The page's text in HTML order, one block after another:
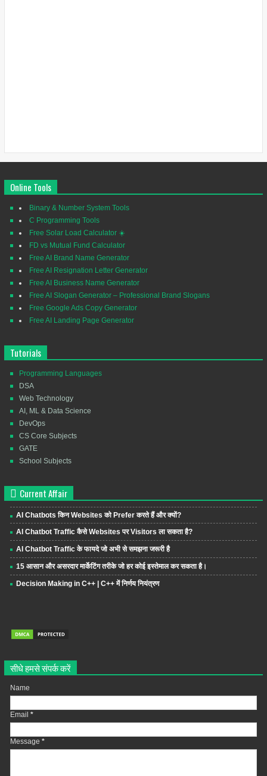
Online Tools
Binary & Number System Tools
C Programming Tools
Free Solar Load Calculator ☀️
FD vs Mutual Fund Calculator
Free AI Brand Name Generator
Free AI Resignation Letter Generator
Free AI Business Name Generator
Free AI Slogan Generator – Professional Brand Slogans
Free Google Ads Copy Generator
Free AI Landing Page Generator
Tutorials
Programming Languages
DSA
Web Technology
AI, ML & Data Science
DevOps
CS Core Subjects
GATE
School Subjects
Current Affair
AI Chatbots किन Websites को Prefer करते हैं और क्यों?
AI Chatbot Traffic कैसे Websites पर Visitors ला सकता है?
AI Chatbot Traffic के फायदे जो अभी से समझना जरूरी है
15 आसान और असरदार मार्केटिंग तरीके जो हर कोई इस्तेमाल कर सकता है।
Decision Making in C++ | C++ में निर्णय नियंत्रण
सीधे हमसे संपर्क करें
Name
Email *
Message *